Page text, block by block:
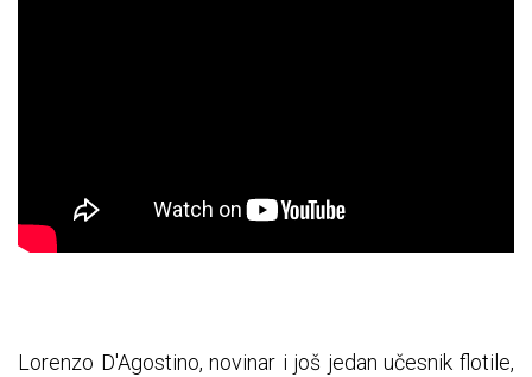
Lorenzo D'Agostino, novinar i još jedan učesnik flotile,